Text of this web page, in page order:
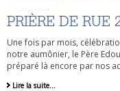
PRIÈRE DE RUE
Une fois par mois,
notre aumônier, le Père
préparé là encore par nos
Lire la suite…